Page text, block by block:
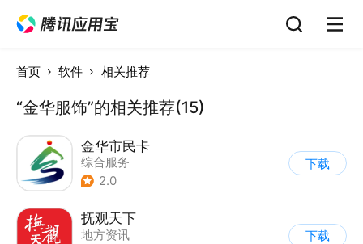
首页 软件 相关推荐
“金华服饰”的相关推荐(15)
金华市民卡
综合服务
2.0
下载
抚观天下
地方资讯
下载